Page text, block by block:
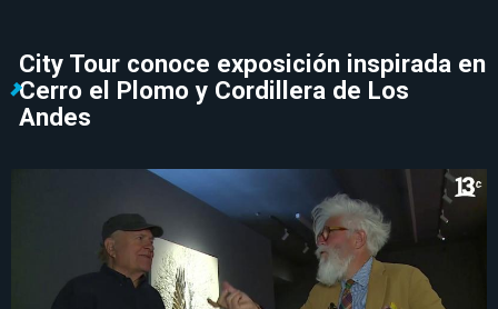
City Tour conoce exposición inspirada en
Cerro el Plomo y Cordillera de Los
Andes